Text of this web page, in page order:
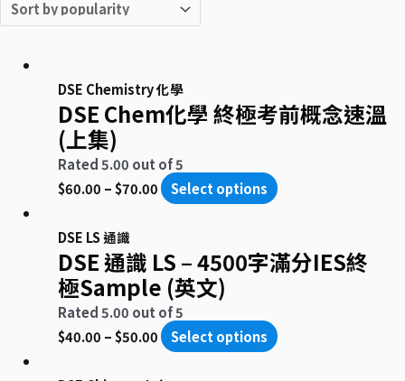
DSE Chemistry 化學
DSE Chem化學 終極考前概念速溫
(上集)
Rated5.00 out of 5
$60.00 –$70.00 Select options
DSE LS 通識
DSE 通識 LS – 4500字滿分IES終
極Sample (英文)
Rated5.00 out of 5
$40.00 –$50.00 Select options